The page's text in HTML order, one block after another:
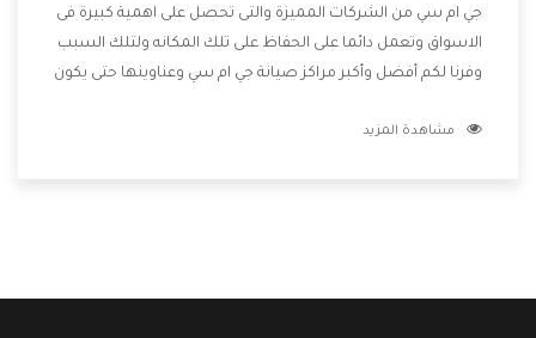
جي ام سي من الشركات المميزة والتى تحصل على اهمية كبيرة فى
الاسواق وتعمل دائما على الحفاظ على تلك المكانه ولتلك السبب
وفرنا لكم أفضل وأكبر مراكز صيانة جي ام سي وعناوينها حتى يكون
دون اى ازعاج كما أننا نهتم بكل ما يحتاجه المستهلك لكى نحافظ
مشاهدة المزيد